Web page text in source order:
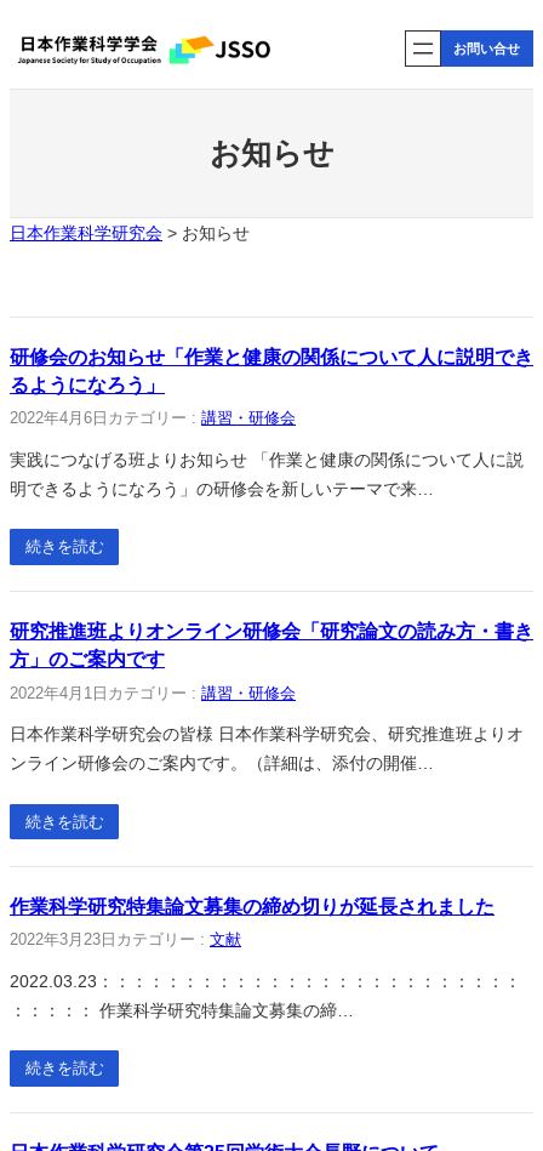
容
お問い合せ
お知らせ
日本作業科学研究会 > お知らせ
研修会のお知らせ「作業と健康の関係について人に説明でき
るようになろう」
2022年4月6日 カテゴリー : 講習・研修会
実践につなげる班よりお知らせ 「作業と健康の関係について人に説
明できるようになろう」の研修会を新しいテーマで来…
続きを読む
研究推進班よりオンライン研修会「研究論文の読み方・書き
方」のご案内です
2022年4月1日 カテゴリー : 講習・研修会
日本作業科学研究会の皆様 日本作業科学研究会、研究推進班よりオ
ンライン研修会のご案内です。（詳細は、添付の開催…
続きを読む
作業科学研究特集論文募集の締め切りが延長されました
2022年3月23日 カテゴリー : 文献
2022.03.23：：：：：：：：：：：：：：：：：：：：：：：：：
：：：：： 作業科学研究特集論文募集の締…
続きを読む